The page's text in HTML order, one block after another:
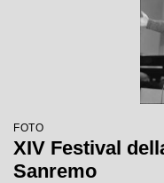
FOTO
XIV Festival
Sanremo